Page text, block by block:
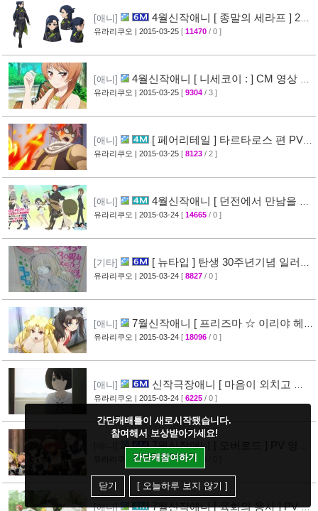
[애니]
4월신작애니 [ 종말의 세라프 ] 2차
PV 영상 공개 [32]
유라리쿠오 | 2015-03-25 [ 11470 / 0 ]
[애니]
4월신작애니 [ 니세코이 : ] CM 영상 공
개 [47]
유라리쿠오 | 2015-03-25 [ 9304 / 3 ]
[애니]
[ 페어리테일 ] 타르타로스 편 PV
영상 공개 ( FAIRY TAIL ) [32]
유라리쿠오 | 2015-03-25 [ 8123 / 2 ]
[애니]
4월신작애니 [ 던전에서 만남을 추
구하면 안되는 걸까? ] 2차 PV 영상 공개
유라리쿠오 | 2015-03-24 [ 14665 / 0 ]
[기타]
[ 뉴타입 ] 탄생 30주년기념 일러스
트 + [ A-1 Pictures ] 10주년 기념 일러스트 공
유라리쿠오 | 2015-03-24 [ 8827 / 0 ]
[애니]
7월신작애니 [ 프리즈마 ☆ 이리야 헤
르츠! ] 티저 영상 공개 (Fate/kaleid liner)
유라리쿠오 | 2015-03-24 [ 18096 / 0 ]
[애니]
신작극장애니 [ 마음이 외치고 싶
어한다 ] PV 영상 + 주요 성우진 명단 공개
유라리쿠오 | 2015-03-24 [ 6225 / 0 ]
7월신작애니 [ 오버로드 ] PV 영상
[41]| 2015-03-23[12373
[애니]
7월신작애니 [ 육화의 용사 ] PV 영
간단캐배틀이 새로시작됐습니다.
참여해서 보상받아가세요!
간단캐참여하기
닫기 [ 오늘하루 보지 않기 ]